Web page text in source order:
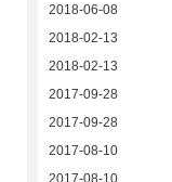
2018-06-08
2018-02-13
2018-02-13
2017-09-28
2017-09-28
2017-08-10